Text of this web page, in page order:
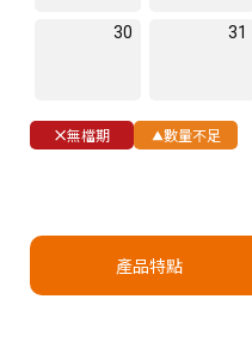
30 31
無檔期 數量不足
產品特點